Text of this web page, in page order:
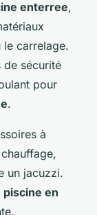
enterree,
carrelage.
de sécurité
pour
.
à
un jacuzzi.
piscine en